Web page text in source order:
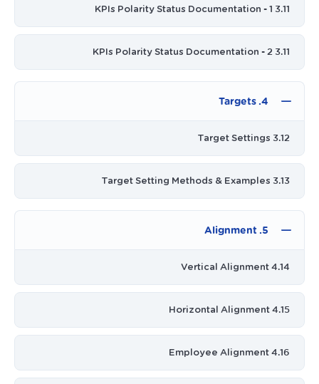
3.11 KPIs Polarity Status Documentation - 1
3.11 KPIs Polarity Status Documentation - 2
4. Targets
3.12 Target Settings
3.13 Target Setting Methods & Examples
5. Alignment
4.14 Vertical Alignment
4.15 Horizontal Alignment
4.16 Employee Alignment